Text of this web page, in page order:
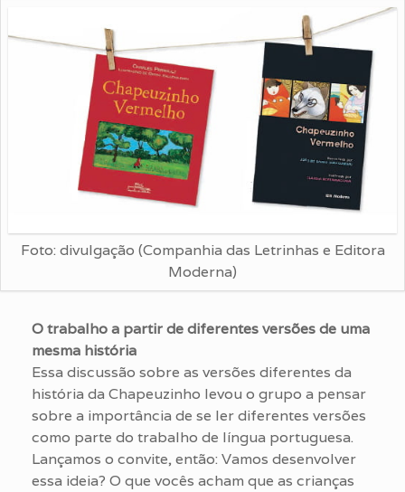
Foto: divulgação (Companhia das Letrinhas e Editora
Moderna)
O trabalho a partir de diferentes versões de uma
mesma história
Essa discussão sobre as versões diferentes da
história da Chapeuzinho levou o grupo a pensar
sobre a importância de se ler diferentes versões
como parte do trabalho de língua portuguesa.
Lançamos o convite, então: Vamos desenvolver
essa ideia? O que vocês acham que as crianças